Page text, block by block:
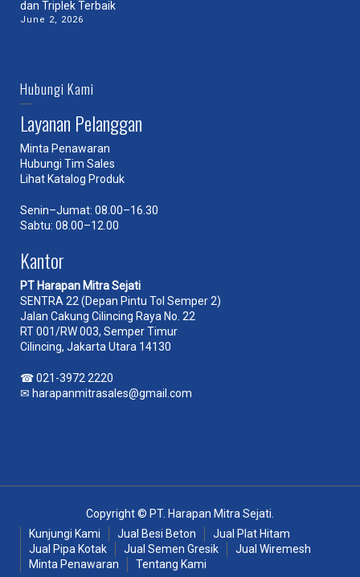
dan Triplek Terbaik
June 2, 2026
Hubungi Kami
Layanan Pelanggan
Minta Penawaran
Hubungi Tim Sales
Lihat Katalog Produk
Senin–Jumat: 08.00–16.30
Sabtu: 08.00–12.00
Kantor
PT Harapan Mitra Sejati
SENTRA 22 (Depan Pintu Tol Semper 2)
Jalan Cakung Cilincing Raya No. 22
RT 001/RW 003, Semper Timur
Cilincing, Jakarta Utara 14130
☎021-3972 2220
✉ harapanmitrasales@gmail.com
Copyright © PT. Harapan Mitra Sejati.
Kunjungi Kami
Jual Besi Beton
Jual Plat Hitam
Jual Pipa Kotak
Jual Semen Gresik
Jual Wiremesh
Minta Penawaran
Tentang Kami